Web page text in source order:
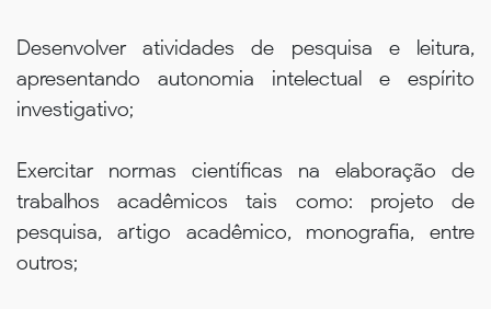
Desenvolver atividades de pesquisa e leitura,
apresentando autonomia intelectual e espírito
investigativo;
Exercitar normas científicas na elaboração de
trabalhos acadêmicos tais como: projeto de
pesquisa, artigo acadêmico, monografia, entre
outros;